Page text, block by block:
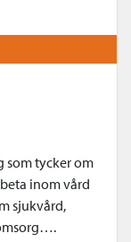
som tycker om
inom vård
sjukvård,